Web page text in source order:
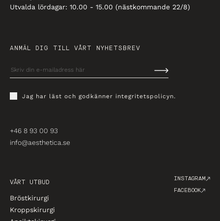
Utvalda lördagar: 10.00 - 15.00 (nästkommande 22/8)
ANMÄL DIG TILL VÅRT NYHETSBREV
Jag har läst och godkänner integritetspolicyn.
+46 8 93 00 93
info@aesthetica.se
VÅRT UTBUD
Bröstkirurgi
Kroppskirurgi
INSTAGRAM
FACEBOOK